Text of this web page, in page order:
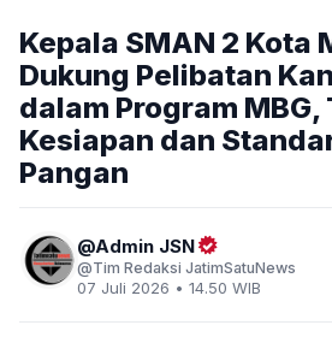
Kepala SMAN 2 Kota
Dukung Pelibatan
dalam Program MBG,
Kesiapan dan
Pangan
Admin JSN
Tim Redaksi JatimSatuNews
07 Juli 2026 • 14.50 WIB